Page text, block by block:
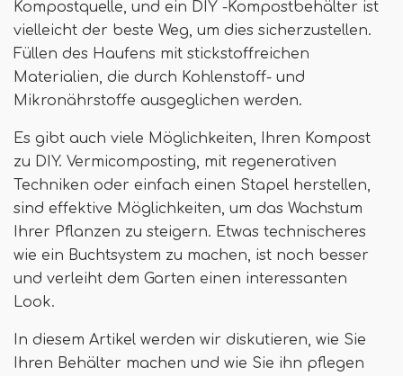
Kompostquelle, und ein DIY -Kompostbehälter ist
vielleicht der beste Weg, um dies sicherzustellen.
Füllen des Haufens mit stickstoffreichen
Materialien, die durch Kohlenstoff- und
Mikronährstoffe ausgeglichen werden.
Es gibt auch viele Möglichkeiten, Ihren Kompost
zu DIY. Vermicomposting, mit regenerativen
Techniken oder einfach einen Stapel herstellen,
sind effektive Möglichkeiten, um das Wachstum
Ihrer Pflanzen zu steigern. Etwas technischeres
wie ein Buchtsystem zu machen, ist noch besser
und verleiht dem Garten einen interessanten
Look.
In diesem Artikel werden wir diskutieren, wie Sie
Ihren Behälter machen und wie Sie ihn pflegen